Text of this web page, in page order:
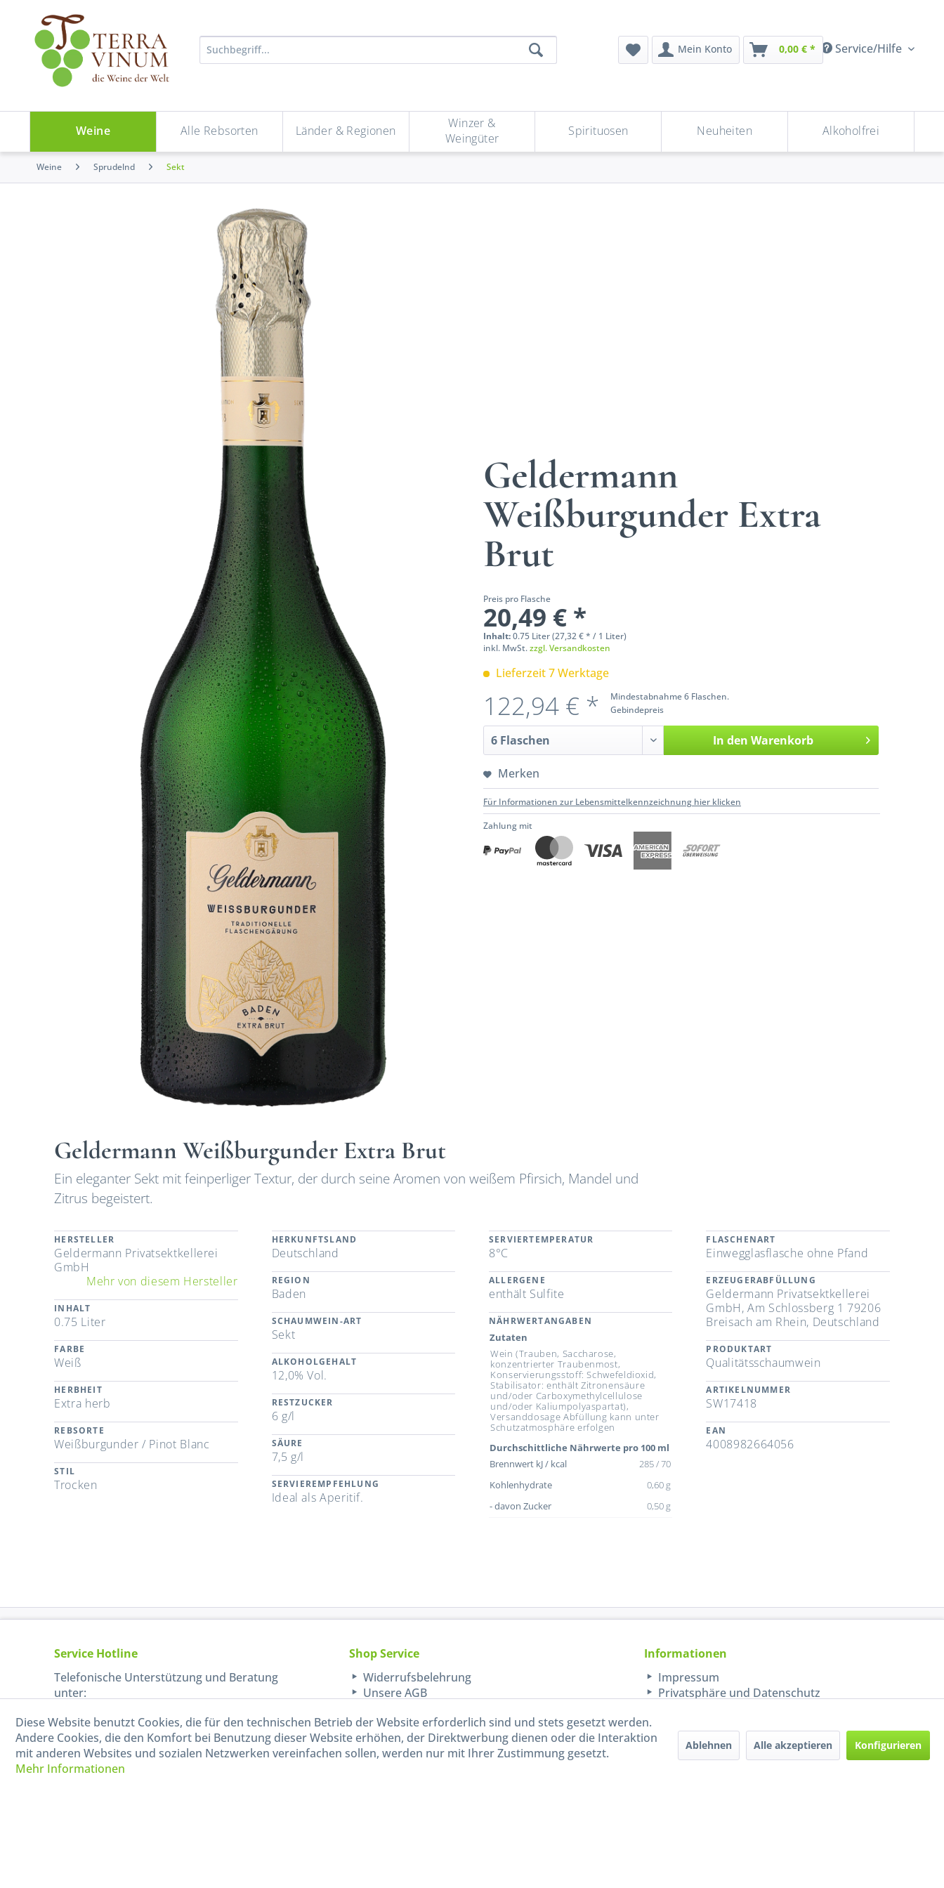
Service/Hilfe
Mein Konto 0,00 € *
Weine Alle Rebsorten Länder & Regionen
Winzer &
Weingüter
Spirituosen Neuheiten Alkoholfrei
Weine Sprudelnd Sekt
Geldermann
Weißburgunder Extra
Brut
Preis pro Flasche
20,49 € *
Inhalt:0.75 Liter (27,32 € * / 1 Liter)
inkl. MwSt.zzgl. Versandkosten
Lieferzeit 7 Werktage
Mindestabnahme 6 Flaschen.
Gebindepreis
122,94 € *
In den Warenkorb
Merken
Für Informationen zur Lebensmittelkennzeichnung hier klicken
Zahlung mit
Geldermann Weißburgunder Extra Brut
Ein eleganter Sekt mit feinperliger Textur, der durch seine Aromen von weißem Pfirsich, Mandel und
Zitrus begeistert.
HERSTELLER
Geldermann Privatsektkellerei
GmbH
Mehr von diesem Hersteller
INHALT
0.75 Liter
FARBE
Weiß
HERBHEIT
Extra herb
REBSORTE
Weißburgunder / Pinot Blanc
STIL
Trocken
HERKUNFTSLAND
Deutschland
REGION
Baden
SCHAUMWEIN-ART
Sekt
ALKOHOLGEHALT
12,0% Vol.
RESTZUCKER
6 g/l
SÄURE
7,5 g/l
SERVIEREMPFEHLUNG
Ideal als Aperitif.
SERVIERTEMPERATUR
8°C
ALLERGENE
enthält Sulfite
NÄHRWERTANGABEN
Zutaten
Wein (Trauben, Saccharose,
konzentrierter Traubenmost,
Konservierungsstoff: Schwefeldioxid,
Stabilisator: enthält Zitronensäure
und/oder Carboxymethylcellulose
und/oder Kaliumpolyaspartat),
Versanddosage Abfüllung kann unter
Schutzatmosphäre erfolgen
Durchschittliche Nährwerte pro 100 ml
Brennwert kJ / kcal
285 / 70
Kohlenhydrate
0,60 g
- davon Zucker
0,50 g
FLASCHENART
Einwegglasflasche ohne Pfand
ERZEUGERABFÜLLUNG
Geldermann Privatsektkellerei
GmbH, Am Schlossberg 1 79206
Breisach am Rhein, Deutschland
PRODUKTART
Qualitätsschaumwein
ARTIKELNUMMER
SW17418
EAN
4008982664056
Service Hotline
Telefonische Unterstützung und Beratung
unter:
040-880 99 770
Mo-Fr, 09:00 - 15:00 Uhr
Shop Service
Widerrufsbelehrung
Unsere AGB
Informationen
Impressum
Privatsphäre und Datenschutz
Diese Website benutzt Cookies, die für den technischen Betrieb der Website erforderlich sind und stets gesetzt werden.
Andere Cookies, die den Komfort bei Benutzung dieser Website erhöhen, der Direktwerbung dienen oder die Interaktion
mit anderen Websites und sozialen Netzwerken vereinfachen sollen, werden nur mit Ihrer Zustimmung gesetzt.
Mehr Informationen
Ablehnen Alle akzeptieren Konfigurieren